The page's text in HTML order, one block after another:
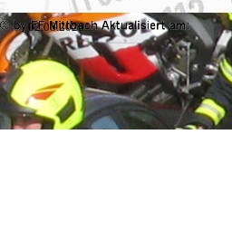
02.08.2026